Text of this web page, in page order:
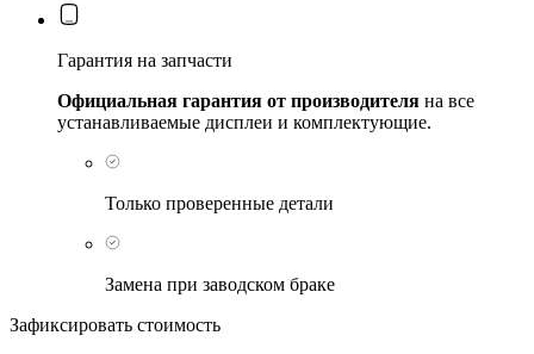
Гарантия на запчасти
Официальная гарантия от производителя на все
устанавливаемые дисплеи и комплектующие.
Только проверенные детали
Замена при заводском браке
Зафиксировать стоимость